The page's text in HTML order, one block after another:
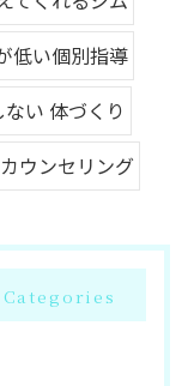
低い個別指導
い 体づくり
ウンセリング
Categories